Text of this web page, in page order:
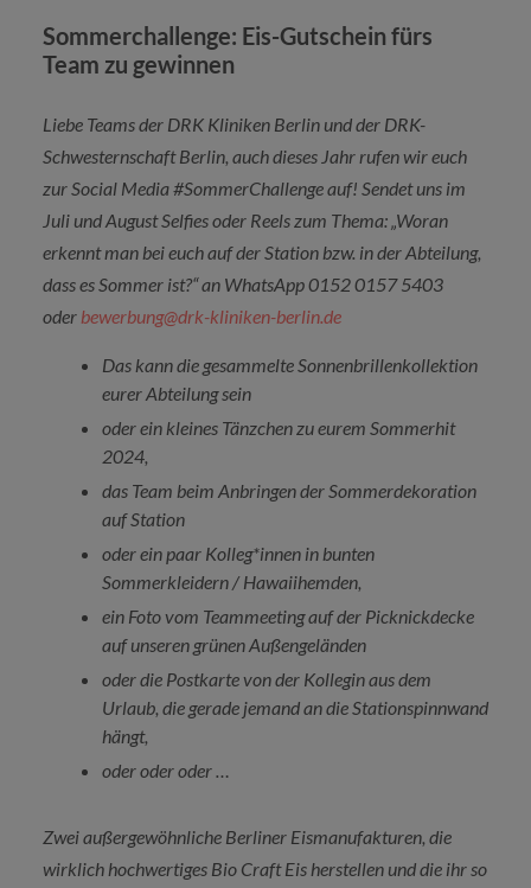
Sommerchallenge: Eis-Gutschein fürs
Team zu gewinnen
Liebe Teams der DRK Kliniken Berlin und der DRK-
Schwesternschaft Berlin, auch dieses Jahr rufen wir euch
zur Social Media #SommerChallenge auf! Sendet uns im
Juli und August Selfies oder Reels zum Thema: „Woran
erkennt man bei euch auf der Station bzw. in der Abteilung,
dass es Sommer ist?“ an WhatsApp 0152 0157 5403
oder bewerbung@drk-kliniken-berlin.de
Das kann die gesammelte Sonnenbrillenkollektion
eurer Abteilung sein
oder ein kleines Tänzchen zu eurem Sommerhit
2024,
das Team beim Anbringen der Sommerdekoration
auf Station
oder ein paar Kolleg*innen in bunten
Sommerkleidern / Hawaiihemden,
ein Foto vom Teammeeting auf der Picknickdecke
auf unseren grünen Außengeländen
oder die Postkarte von der Kollegin aus dem
Urlaub, die gerade jemand an die Stationspinnwand
hängt,
oder oder oder …
Zwei außergewöhnliche Berliner Eismanufakturen, die
wirklich hochwertiges Bio Craft Eis herstellen und die ihr so